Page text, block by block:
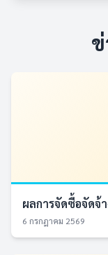
ผลการจัดซื้อจัดจ้
6 กรกฎาคม 2569